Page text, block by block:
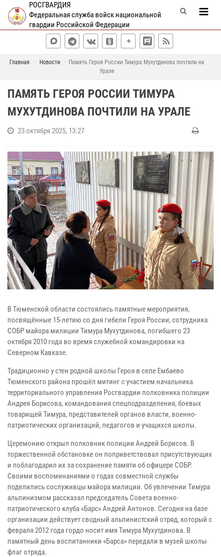
РОСГВАРДИЯ
Федеральная служба войск национальной
гвардии Российской Федерации
Главная Новости
Память Героя России Тимура Мухутдинова почтили на
Урале
ПАМЯТЬ ГЕРОЯ РОССИИ ТИМУРА
МУХУТДИНОВА ПОЧТИЛИ НА УРАЛЕ
23 октября 2025, 13:27
В Тюменской области состоялись памятные мероприятия,
посвящённые 15-летию со дня гибели Героя России, сотрудника
СОБР майора милиции Тимура Мухутдинова, погибшего 23
октября 2010 года во время служебной командировки на
Северном Кавказе.
Традиционно у стен родной школы Героя в селе Ембаево
Тюменского района прошёл митинг с участием начальника
территориального управления Росгвардии полковника полиции
Андрея Борисова, командования спецподразделения, боевых
товарищей Тимура, представителей органов власти, военно-
патриотических организаций, педагогов и учащихся школы.
Церемонию открыл полковник полиции Андрей Борисов. В
торжественной обстановке он поприветствовал присутствующих
и поблагодарил их за сохранение памяти об офицере СОБР.
Своими воспоминаниями о годах совместной службы
поделились сослуживцы майора милиции. Об увлечении Тимура
альпинизмом рассказал председатель Совета военно-
патриотического клуба «Барс» Андрей Антонов. Сегодня на базе
организации действует сводный альпинистский отряд, который с
февраля 2012 года гордо носит имя Тимура Мухутдинова. В
памятный день воспитанники «Барса» передали в музей школы
флаг отряда.